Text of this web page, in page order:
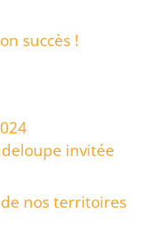
succès !
invitée
nos territoires